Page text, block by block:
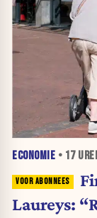
ECONOMIE • 17
Laureys: